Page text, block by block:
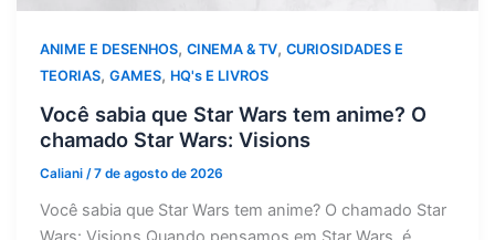
ANIME E DESENHOS,CINEMA & TV,CURIOSIDADES E
TEORIAS,GAMES, HQ's E LIVROS
Você sabia que Star Wars tem anime? O
chamado Star Wars: Visions
Caliani /7 de agosto de 2026
Você sabia que Star Wars tem anime? O chamado Star